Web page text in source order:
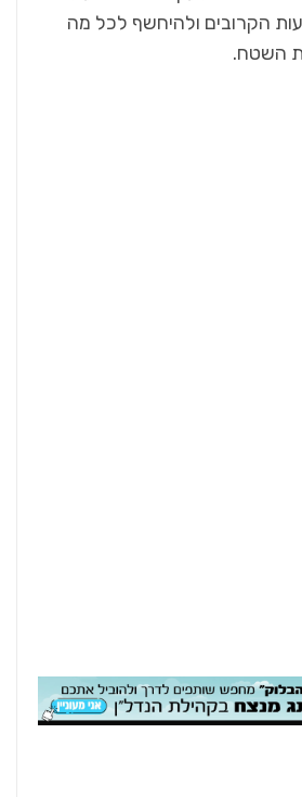
הקרובים ולהיחשף לכל מה
השטח.